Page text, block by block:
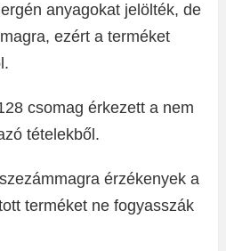
anyagokat jelölték, de
ezért a terméket
csomag érkezett a nem
tételekből.
érzékenyek a
terméket ne fogyasszák